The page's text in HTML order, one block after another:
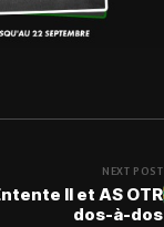
NEXT POST
II et AS OTR
dos-à-dos